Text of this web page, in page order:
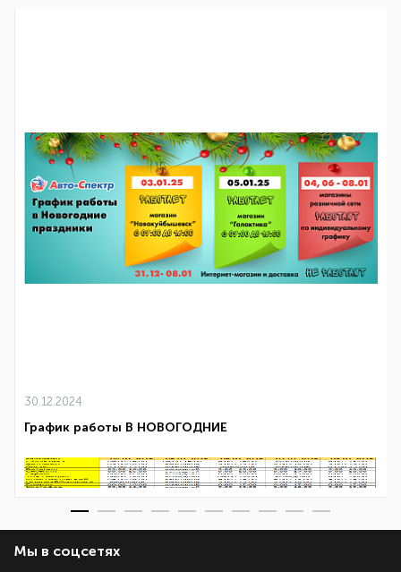
30.12.2024
График работы В НОВОГОДНИЕ
Мы в соцсетях